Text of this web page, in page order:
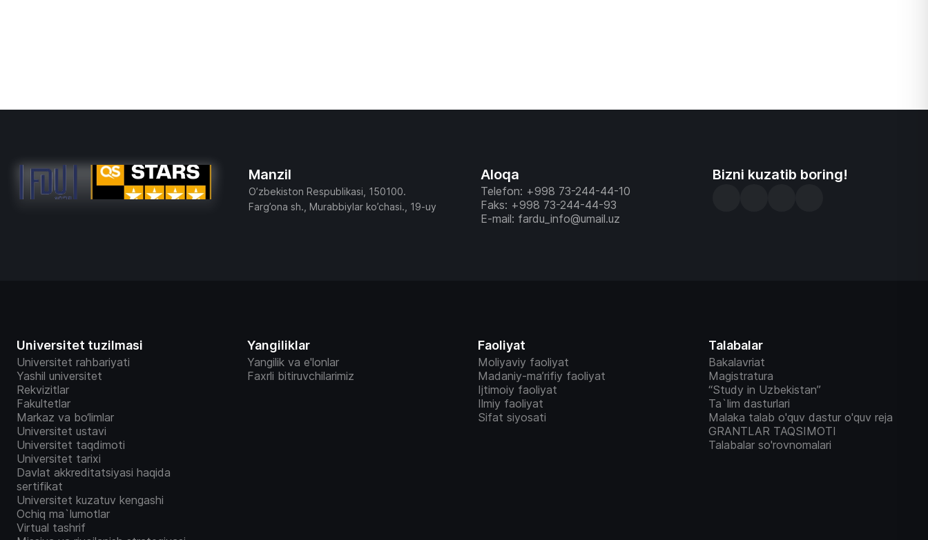
Manzil
O’zbekiston Respublikasi, 150100.
Farg’ona sh., Murabbiylar ko’chasi., 19-uy
Aloqa
Telefon: +998 73-244-44-10
Faks: +998 73-244-44-93
E-mail: fardu_info@umail.uz
Bizni kuzatib boring!
Universitet tuzilmasi
Universitet rahbariyati
Yashil universitet
Rekvizitlar
Fakultetlar
Markaz va bo‘limlar
Universitet ustavi
Universitet taqdimoti
Universitet tarixi
Davlat akkreditatsiyasi haqida
sertifikat
Universitet kuzatuv kengashi
Ochiq ma`lumotlar
Virtual tashrif
Yangiliklar
Yangilik va e'lonlar
Faxrli bitiruvchilarimiz
Faoliyat
Moliyaviy faoliyat
Madaniy-ma’rifiy faoliyat
Ijtimoiy faoliyat
Ilmiy faoliyat
Sifat siyosati
Talabalar
Bakalavriat
Magistratura
“Study in Uzbekistan”
Ta`lim dasturlari
Malaka talab o'quv dastur o'quv reja
GRANTLAR TAQSIMOTI
Talabalar so'rovnomalari